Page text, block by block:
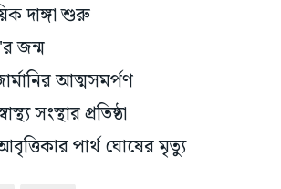
দাঙ্গা শুরু
জন্ম
আত্মসমর্পণ
সংস্থার প্রতিষ্ঠা
পার্থ ঘোষের মৃত্যু